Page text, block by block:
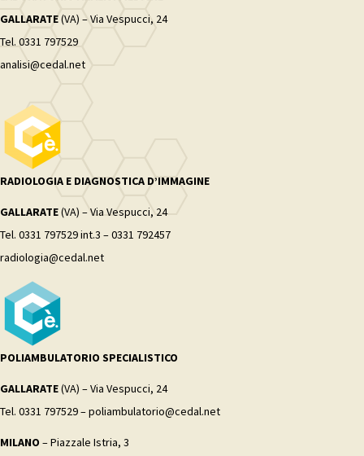
GALLARATE(VA) – Via Vespucci, 24
Tel. 0331 797529
analisi@cedal.net
RADIOLOGIA E DIAGNOSTICA D’IMMAGINE
GALLARATE(VA) – Via Vespucci, 24
Tel. 0331 797529 int.3 – 0331 792457
radiologia@cedal.net
POLIAMBULATORIO SPECIALISTICO
GALLARATE(VA) – Via Vespucci, 24
Tel. 0331 797529 – poliambulatorio@cedal.net
MILANO – Piazzale Istria, 3